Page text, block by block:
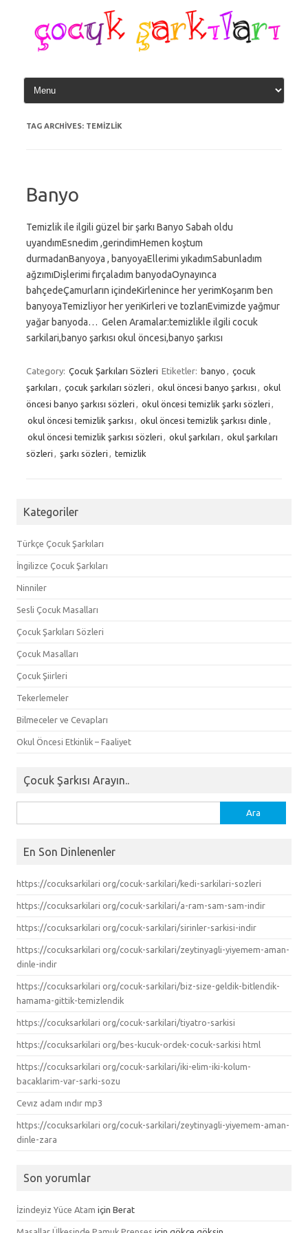
content
TAG ARCHIVES: TEMIZLIK
Banyo
Temizlik ile ilgili güzel bir şarkı Banyo Sabah oldu
uyandımEsnedim ,gerindimHemen koştum
durmadanBanyoya , banyoyaEllerimi yıkadımSabunladım
ağzımıDişlerimi fırçaladım banyodaOynayınca
bahçedeÇamurların içindeKirlenince her yerimKoşarım ben
banyoyaTemizliyor her yeriKirleri ve tozlarıEvimizde yağmur
yağar banyoda… Gelen Aramalar:temizlikle ilgili cocuk
sarkilari,banyo şarkısı okul öncesi,banyo şarkısı
Category: Çocuk Şarkıları Sözleri Etiketler: banyo
çocuk
şarkıları
çocuk şarkıları sözleri okul öncesi banyo şarkısı
okul
öncesi banyo şarkısı sözleri
okul öncesi temizlik şarkı sözleri
okul öncesi temizlik şarkısı
okul öncesi temizlik şarkısı dinle
okul öncesi temizlik şarkısı sözleri
okul şarkıları
okul şarkıları
sözleri
şarkı sözleri temizlik
Kategoriler
Türkçe Çocuk Şarkıları
İngilizce Çocuk Şarkıları
Ninniler
Sesli Çocuk Masalları
Çocuk Şarkıları Sözleri
Çocuk Masalları
Çocuk Şiirleri
Tekerlemeler
Bilmeceler ve Cevapları
Okul Öncesi Etkinlik – Faaliyet
Çocuk Şarkısı Arayın..
En Son Dinlenenler
https://cocuksarkilari org/cocuk-sarkilari/kedi-sarkilari-sozleri
https://cocuksarkilari org/cocuk-sarkilari/a-ram-sam-sam-indir
https://cocuksarkilari org/cocuk-sarkilari/sirinler-sarkisi-indir
https://cocuksarkilari org/cocuk-sarkilari/zeytinyagli-yiyemem-aman-
dinle-indir
https://cocuksarkilari org/cocuk-sarkilari/biz-size-geldik-bitlendik-
hamama-gittik-temizlendik
https://cocuksarkilari org/cocuk-sarkilari/tiyatro-sarkisi
https://cocuksarkilari org/bes-kucuk-ordek-cocuk-sarkisi html
https://cocuksarkilari org/cocuk-sarkilari/iki-elim-iki-kolum-
bacaklarim-var-sarki-sozu
Cevız adam ındır mp3
https://cocuksarkilari org/cocuk-sarkilari/zeytinyagli-yiyemem-aman-
dinle-zara
Son yorumlar
İzindeyiz Yüce Atam için Berat